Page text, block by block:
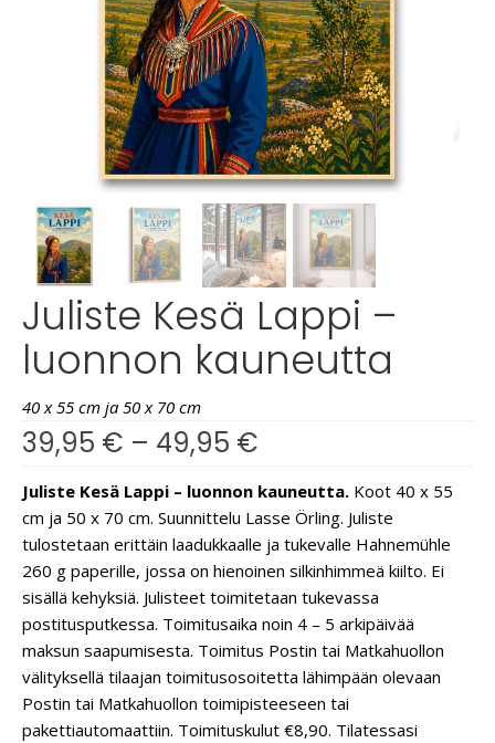
Juliste Kesä Lappi –
luonnon kauneutta
40 x 55 cm ja 50 x 70 cm
39,95 € – 49,95 €
Juliste Kesä Lappi – luonnon kauneutta. Koot 40 x 55
cm ja 50 x 70 cm. Suunnittelu Lasse Örling. Juliste
tulostetaan erittäin laadukkaalle ja tukevalle Hahnemühle
260 g paperille, jossa on hienoinen silkinhimmeä kiilto. Ei
sisällä kehyksiä. Julisteet toimitetaan tukevassa
postitusputkessa. Toimitusaika noin 4 – 5 arkipäivää
maksun saapumisesta. Toimitus Postin tai Matkahuollon
välityksellä tilaajan toimitusosoitetta lähimpään olevaan
Postin tai Matkahuollon toimipisteeseen tai
pakettiautomaattiin. Toimituskulut €8,90. Tilatessasi